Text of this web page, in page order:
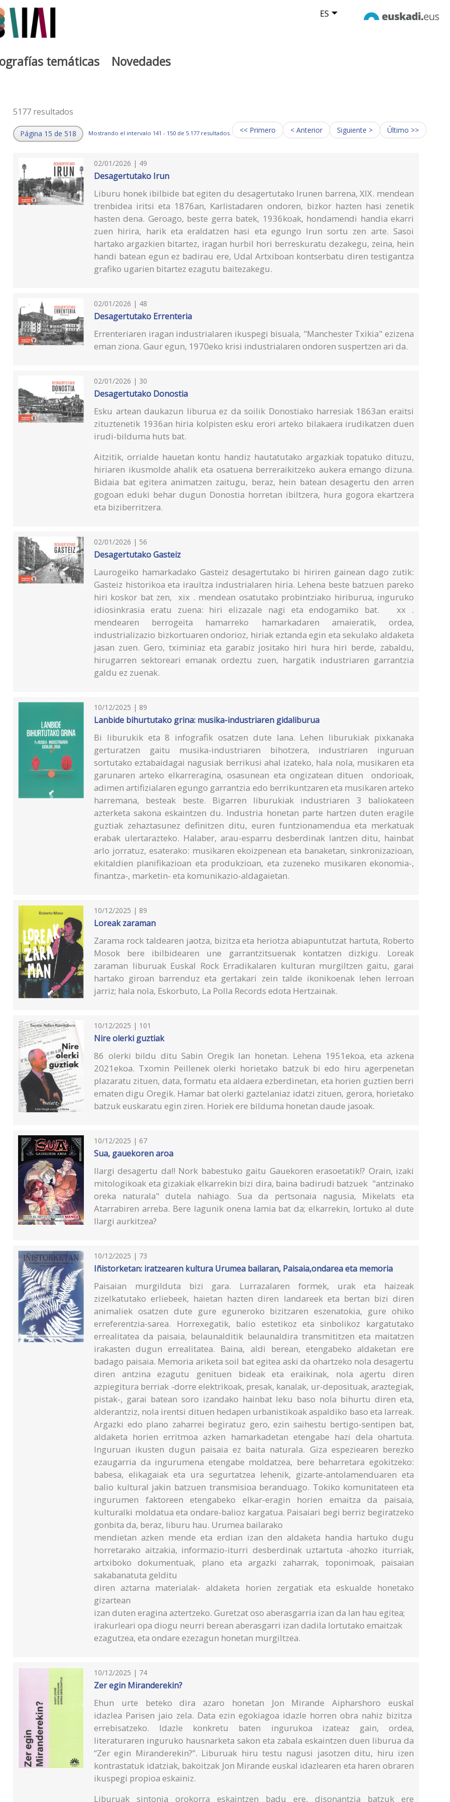
ES
temáticas Novedades
5177 resultados
Página 15 de 518 Mostrando el intervalo 141 - 150 de 5.177 resultados. << Primero < Anterior Siguiente > Último >>
02/01/2026 | 49
Desagertutako Irun
Liburu honek ibilbide bat egiten du desagertutako Irunen barrena, XIX. mendean
trenbidea iritsi eta 1876an, Karlistadaren ondoren, bizkor hazten hasi zenetik
hasten dena. Geroago, beste gerra batek, 1936koak, hondamendi handia ekarri
zuen hirira, harik eta eraldatzen hasi eta egungo Irun sortu zen arte. Sasoi
hartako argazkien bitartez, iragan hurbil hori berreskuratu dezakegu, zeina, hein
handi batean egun ez badirau ere, Udal Artxiboan kontserbatu diren testigantza
grafiko ugarien bitartez ezagutu baitezakegu.
02/01/2026 | 48
Desagertutako Errenteria
Errenteriaren iragan industrialaren ikuspegi bisuala, "Manchester Txikia" ezizena
eman ziona. Gaur egun, 1970eko krisi industrialaren ondoren suspertzen ari da.
02/01/2026 | 30
Desagertutako Donostia
Esku artean daukazun liburua ez da soilik Donostiako harresiak 1863an eraitsi
zituztenetik 1936an hiria kolpisten esku erori arteko bilakaera irudikatzen duen
irudi-bilduma huts bat.
Aitzitik, orrialde hauetan kontu handiz hautatutako argazkiak topatuko dituzu,
hiriaren ikusmolde ahalik eta osatuena berreraikitzeko aukera emango dizuna.
Bidaia bat egitera animatzen zaitugu, beraz, hein batean desagertu den arren
gogoan eduki behar dugun Donostia horretan ibiltzera, hura gogora ekartzera
eta biziberritzera.
02/01/2026 | 56
Desagertutako Gasteiz
Laurogeiko hamarkadako Gasteiz desagertutako bi hiriren gainean dago zutik:
Gasteiz historikoa eta iraultza industrialaren hiria. Lehena beste batzuen pareko
hiri koskor bat zen, xix . mendean osatutako probintziako hiriburua, inguruko
idiosinkrasia eratu zuena: hiri elizazale nagi eta endogamiko bat. xx .
mendearen berrogeita hamarreko hamarkadaren amaieratik, ordea,
industrializazio bizkortuaren ondorioz, hiriak eztanda egin eta sekulako aldaketa
jasan zuen. Gero, tximiniaz eta garabiz jositako hiri hura hiri berde, zabaldu,
hirugarren sektoreari emanak ordeztu zuen, hargatik industriaren garrantzia
galdu ez zuenak.
10/12/2025 | 89
Lanbide bihurtutako grina: musika-industriaren gidaliburua
Bi liburukik eta 8 infografik osatzen dute lana. Lehen liburukiak pixkanaka
gerturatzen gaitu musika-industriaren bihotzera, industriaren inguruan
sortutako eztabaidagai nagusiak berrikusi ahal izateko, hala nola, musikaren eta
garunaren arteko elkarreragina, osasunean eta ongizatean dituen ondorioak,
adimen artifizialaren egungo garrantzia edo berrikuntzaren eta musikaren arteko
harremana, besteak beste. Bigarren liburukiak industriaren 3 baliokateen
azterketa sakona eskaintzen du. Industria honetan parte hartzen duten eragile
guztiak zehaztasunez definitzen ditu, euren funtzionamendua eta merkatuak
erabak ulertarazteko. Halaber, arau-esparru desberdinak lantzen ditu, hainbat
arlo jorratuz, esaterako: musikaren ekoizpenean eta banaketan, sinkronizazioan,
ekitaldien planifikazioan eta produkzioan, eta zuzeneko musikaren ekonomia-,
finantza-, marketin- eta komunikazio-aldagaietan.
10/12/2025 | 89
Loreak zaraman
Zarama rock taldearen jaotza, bizitza eta heriotza abiapuntutzat hartuta, Roberto
Mosok bere ibilbidearen une garrantzitsuenak kontatzen dizkigu. Loreak
zaraman liburuak Euskal Rock Erradikalaren kulturan murgiltzen gaitu, garai
hartako giroan barrenduz eta gertakari zein talde ikonikoenak lehen lerroan
jarriz; hala nola, Eskorbuto, La Polla Records edota Hertzainak.
10/12/2025 | 101
Nire olerki guztiak
86 olerki bildu ditu Sabin Oregik lan honetan. Lehena 1951ekoa, eta azkena
2021ekoa. Txomin Peillenek olerki horietako batzuk bi edo hiru agerpenetan
plazaratu zituen, data, formatu eta aldaera ezberdinetan, eta horien guztien berri
ematen digu Oregik. Hamar bat olerki gaztelaniaz idatzi zituen, gerora, horietako
batzuk euskaratu egin ziren. Horiek ere bilduma honetan daude jasoak.
10/12/2025 | 67
Sua, gauekoren aroa
Ilargi desagertu da!! Nork babestuko gaitu Gauekoren erasoetatik!? Orain, izaki
mitologikoak eta gizakiak elkarrekin bizi dira, baina badirudi batzuek "antzinako
oreka naturala" dutela nahiago. Sua da pertsonaia nagusia, Mikelats eta
Atarrabiren arreba. Bere lagunik onena lamia bat da; elkarrekin, lortuko al dute
Ilargi aurkitzea?
10/12/2025 | 73
Iñistorketan: iratzearen kultura Urumea bailaran, Paisaia,ondarea eta memoria
Paisaian murgilduta bizi gara. Lurrazalaren formek, urak eta haizeak
zizelkatutako erliebeek, haietan hazten diren landareek eta bertan bizi diren
animaliek osatzen dute gure eguneroko bizitzaren eszenatokia, gure ohiko
erreferentzia-sarea. Horrexegatik, balio estetikoz eta sinbolikoz kargatutako
errealitatea da paisaia, belaunalditik belaunaldira transmititzen eta maitatzen
irakasten dugun errealitatea. Baina, aldi berean, etengabeko aldaketan ere
badago paisaia. Memoria ariketa soil bat egitea aski da ohartzeko nola desagertu
diren antzina ezagutu genituen bideak eta eraikinak, nola agertu diren
azpiegitura berriak -dorre elektrikoak, presak, kanalak, ur-deposituak, araztegiak,
pistak-, garai batean soro izandako hainbat leku baso nola bihurtu diren eta,
alderantziz, nola irentsi dituen hedapen urbanistikoak aspaldiko baso eta larreak.
Argazki edo plano zaharrei begiratuz gero, ezin saihestu bertigo-sentipen bat,
aldaketa horien erritmoa azken hamarkadetan etengabe hazi dela ohartuta.
Inguruan ikusten dugun paisaia ez baita naturala. Giza espeziearen berezko
ezaugarria da ingurumena etengabe moldatzea, bere beharretara egokitzeko:
babesa, elikagaiak eta ura segurtatzea lehenik, gizarte-antolamenduaren eta
balio kultural jakin batzuen transmisioa beranduago. Tokiko komunitateen eta
ingurumen faktoreen etengabeko elkar-eragin horien emaitza da paisaia,
kulturalki moldatua eta ondare-balioz kargatua. Paisaiari begi berriz begiratzeko
gonbita da, beraz, liburu hau. Urumea bailarako
mendietan azken mende eta erdian izan den aldaketa handia hartuko dugu
horretarako aitzakia, informazio-iturri desberdinak uztartuta -ahozko iturriak,
artxiboko dokumentuak, plano eta argazki zaharrak, toponimoak, paisaian
sakabanatuta gelditu
diren aztarna materialak- aldaketa horien zergatiak eta eskualde honetako
gizartean
izan duten eragina aztertzeko. Guretzat oso aberasgarria izan da lan hau egitea;
irakurleari opa diogu neurri berean aberasgarri izan dadila lortutako emaitzak
ezagutzea, eta ondare ezezagun honetan murgiltzea.
10/12/2025 | 74
Zer egin Miranderekin?
Ehun urte beteko dira azaro honetan Jon Mirande Aipharshoro euskal
idazlea Parisen jaio zela. Data ezin egokiagoa idazle horren obra nahiz bizitza
errebisatzeko. Idazle konkretu baten ingurukoa izateaz gain, ordea,
literaturaren inguruko hausnarketa sakon eta zabala eskaintzen duen liburua da
“Zer egin Miranderekin?”. Liburuak hiru testu nagusi jasotzen ditu, hiru izen
kontrastatuk idatziak, bakoitzak Jon Mirande euskal idazlearen eta haren obraren
ikuspegi propioa eskainiz.
Liburuak sintonia orokorra eskaintzen badu ere, disonantzia batzuk ere